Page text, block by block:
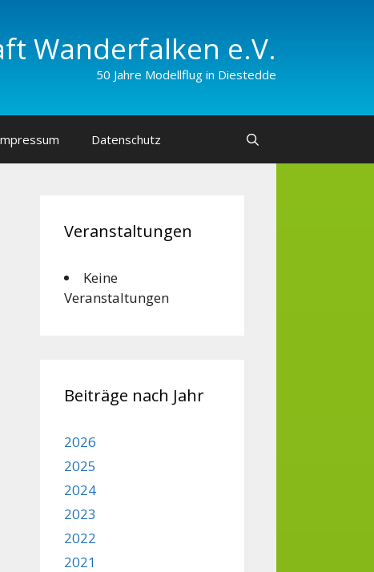
Wander­falken e.V.
50 Jahre Modellflug in Diestedde
Datenschutz
Veranstaltungen
Keine
Veranstaltungen
Beiträge nach Jahr
2026
2025
2024
2023
2022
2021